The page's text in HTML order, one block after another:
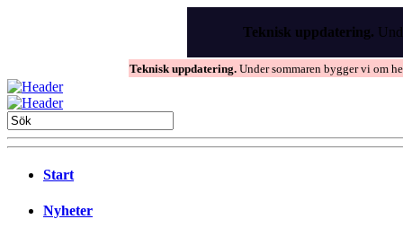
Teknisk uppdatering.
Teknisk uppdatering. Under sommaren bygger vi om
Start
Nyheter